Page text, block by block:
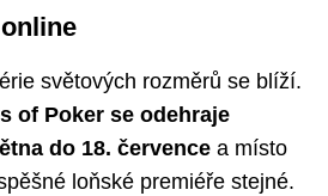
světových rozměrů se blíží.
of Poker se odehraje
do 18. července a místo
loňské premiéře stejné.